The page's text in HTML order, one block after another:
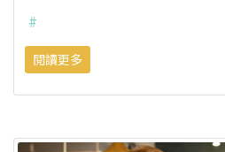
#
閱讀更多